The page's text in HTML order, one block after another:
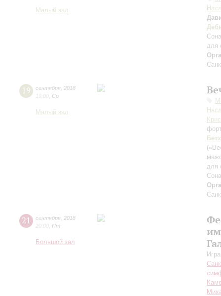
Малый зал
для
19 сентября 2018
19:00 Ср
Малый зал
для
21 сентября 2018
20:00 Пт
Большой зал